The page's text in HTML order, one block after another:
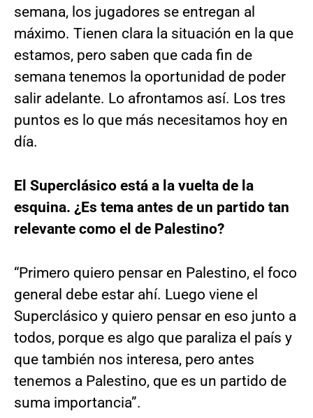
semana, los jugadores se entregan al
máximo. Tienen clara la situación en la que
estamos, pero saben que cada fin de
semana tenemos la oportunidad de poder
salir adelante. Lo afrontamos así. Los tres
puntos es lo que más necesitamos hoy en
día.
El Superclásico está a la vuelta de la
esquina. ¿Es tema antes de un partido tan
relevante como el de Palestino?
“Primero quiero pensar en Palestino, el foco
general debe estar ahí. Luego viene el
Superclásico y quiero pensar en eso junto a
todos, porque es algo que paraliza el país y
que también nos interesa, pero antes
tenemos a Palestino, que es un partido de
suma importancia”.